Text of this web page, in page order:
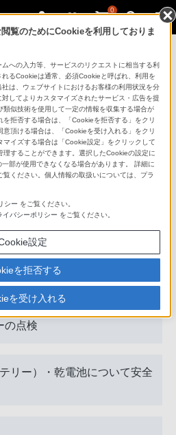
0
心してご使用いただ
す。安全のため取扱説明書を
製品に関する重要なお知らせ
すめ
ード、USB端子・ケーブル、
の点検
リー）・乾電池について安全
覧のためにCookieを利用しておりま
への入力等、サービスのリクエストに相当する利
るCookieは通常、必須Cookieと呼ばれ、利用を
は、ウェブサイトにおけるお客様の利用状況を分
してよりカスタマイズされたサービス・広告を提
似技術を使用して一定の情報を収集する場合が
拒否する場合は、「Cookieを拒否する」をクリ
頂ける場合は、「Cookieを受け入れる」をクリ
イズする場合は「Cookie設定」をクリックして
理することができます。選択したCookieの設定に
部が使用できなくなる場合があります。 詳細に
ください。個人情報の取扱いについては、プラ
シー をご覧ください。
イバシーポリシー をご覧ください。
設定
を拒否する
を受け入れる